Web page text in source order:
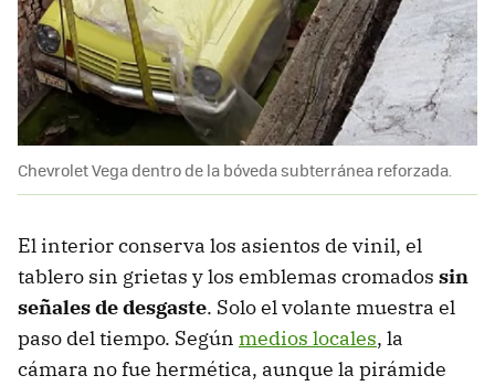
Chevrolet Vega dentro de la bóveda subterránea reforzada.
El interior conserva los asientos de vinil, el
tablero sin grietas y los emblemas cromados sin
señales de desgaste. Solo el volante muestra el
paso del tiempo. Según medios locales, la
cámara no fue hermética, aunque la pirámide